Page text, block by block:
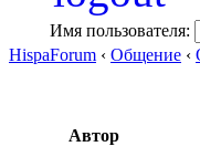
Имя пользователя:
HispaForum ‹ Общение ‹
Автор